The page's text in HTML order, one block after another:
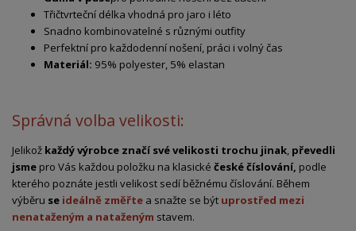
Třičtvrteční délka vhodná pro jaro i léto
Snadno kombinovatelné s různými outfity
Perfektní pro každodenní nošení, práci i volnýčas
Materiál: 95% polyester, 5% elastan
Správná volba velikosti:
Jelikož každý výrobce značí své velikosti trochu jinak, převedli
jsme pro Vás každou položku na klasické české číslování, podle
kterého poznáte jestli velikost sedí běžnému číslování. Během
výběru se ideálně změřte a snažte se být uprostřed mezi
nenataženým a nataženým stavem.